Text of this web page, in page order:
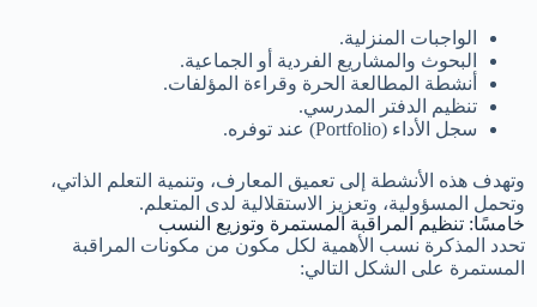
الواجبات المنزلية.
البحوث والمشاريع الفردية أو الجماعية.
أنشطة المطالعة الحرة وقراءة المؤلفات.
تنظيم الدفتر المدرسي.
سجل الأداء (Portfolio) عند توفره.
وتهدف هذه الأنشطة إلى تعميق المعارف، وتنمية التعلم الذاتي،
وتحمل المسؤولية، وتعزيز الاستقلالية لدى المتعلم.
خامسًا: تنظيم المراقبة المستمرة وتوزيع النسب
تحدد المذكرة نسب الأهمية لكل مكون من مكونات المراقبة
المستمرة على الشكل التالي: